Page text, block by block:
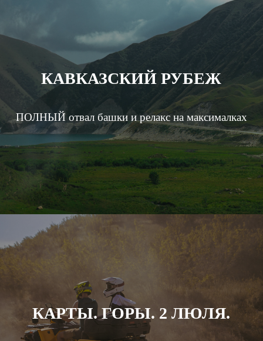
КАВКАЗСКИЙ РУБЕЖ
ПОЛНЫЙ отвал башки и релакс на максималках
КАРТЫ. ГОРЫ. 2 ЛЮЛЯ.